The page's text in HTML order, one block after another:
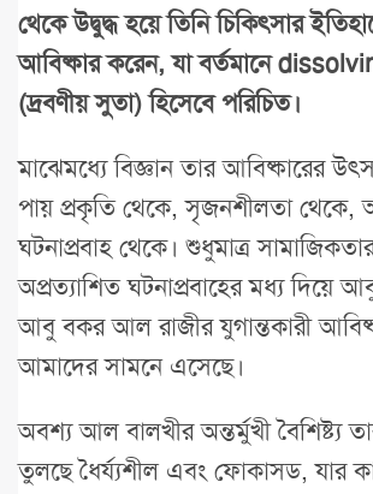
থেকে উদ্বুদ্ধ হয়ে তিনি চিকিৎসার
আবিষ্কার করেন, যা বর্তমানে
(দ্রবণীয় সুতা) হিসেবে পরিচিত।
মাঝেমধ্যে বিজ্ঞান তার আবিষ্কারের
পায় প্রকৃতি থেকে, সৃজনশীলতা থেকে,
ঘটনাপ্রবাহ থেকে। শুধুমাত্র
অপ্রত্যাশিত ঘটনাপ্রবাহের মধ্য দিয়ে
আবু বকর আল রাজীর যুগান্তকারী
আমাদের সামনে এসেছে।
অবশ্য আল বালখীর অন্তর্মুখী বৈশিষ্ট্য
তুলছে ধৈর্য্যশীল এবং ফোকাসড, যার